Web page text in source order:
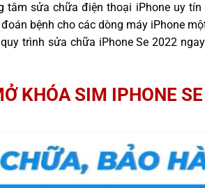
sửa chữa điện thoại iPhone uy
bệnh cho các dòng máy iPhone
trình sửa chữa iPhone Se 2022
KHÓA SIM IPHONE